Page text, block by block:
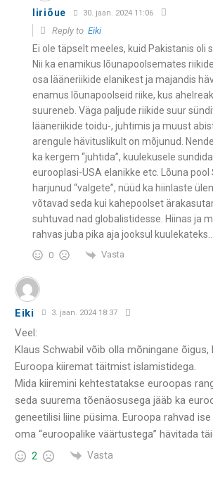
Iiriõue 30. jaan. 2024 11:06
Reply to Eiki
Ei ole täpselt meeles, kuid Pakistanis oli
Nii ka enamikus lõunapoolsemates
osa lääneriikide elanikest ja majandis
enamus lõunapoolseid riike, kus
suureneb. Väga paljude riikide suur
lääneriikide toidu-, juhtimis ja muust
arengule hävituslikult on mõjunud.
ka kergem “juhtida”, kuulekusele
eurooplasi-USA elanikke etc. Lõuna
harjunud “valgete”, nüüd ka hiinlaste
võtavad seda kui kahepoolset
suhtuvad nad globalistidesse. Hiinas ja
rahvas juba pika aja jooksul kuulekateks…
0 Vasta
Eiki 3. jaan. 2024 18:37
Veel:
Klaus Schwabil võib olla mõningane õigus,
Euroopa kiiremat täitmist islamistidega.
Mida kiiremini kehtestatakse euroopas
seda suurema tõenäosusega jääb ka
geneetilisi liine püsima. Euroopa rahvad
oma “euroopalike väärtustega” hävitada
2 Vasta